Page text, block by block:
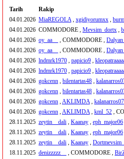
Tarih Rakip
04.01.2026 MiaREGOLA, xgidiyorumxx ,
04.01.2026 COMMODORE , Mevsim_dortx ,
04.01.2026 oy_aa__ , COMMODORE ,
04.01.2026 oy_aa__ , COMMODORE ,
04.01.2026 lndmrk1970 , papicio9 ,
04.01.2026 lndmrk1970 , papicio9 ,
04.01.2026 gokcenn , bilentartas48 ,
04.01.2026 gokcenn , bilentartas48 ,
04.01.2026 gokcenn ,AKLIMDA, kalanarros07
04.01.2026 gokcenn ,AKLIMDA, kml_52 ,
28.11.2025 zeytin__dali , Kaanay , eph_major06
28.11.2025 zeytin__dali , Kaanay , eph_major06
28.11.2025 zeytin__dali , Kaanay ,
18.11.2025 denizzzzz__ , COMMODORE ,